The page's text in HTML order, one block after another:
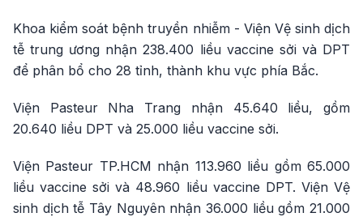
Khoa kiểm soát bệnh truyền nhiễm - Viện Vệ sinh dịch
tễ trung ương nhận 238.400 liều vaccine sởi và DPT
để phân bổ cho 28 tỉnh, thành khu vực phía Bắc.
Viện Pasteur Nha Trang nhận 45.640 liều, gồm
20.640 liều DPT và 25.000 liều vaccine sởi.
Viện Pasteur TP.HCM nhận 113.960 liều gồm 65.000
liều vaccine sởi và 48.960 liều vaccine DPT. Viện Vệ
sinh dịch tễ Tây Nguyên nhận 36.000 liều gồm 21.000